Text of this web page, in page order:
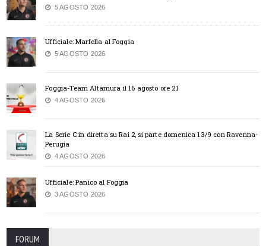
5 AGOSTO 2026
Ufficiale: Marfella al Foggia
5 AGOSTO 2026
Foggia-Team Altamura il 16 agosto ore 21
4 AGOSTO 2026
La Serie C in diretta su Rai 2, si parte domenica 13/9 con Ravenna-
Perugia
4 AGOSTO 2026
Ufficiale: Panico al Foggia
3 AGOSTO 2026
FORUM